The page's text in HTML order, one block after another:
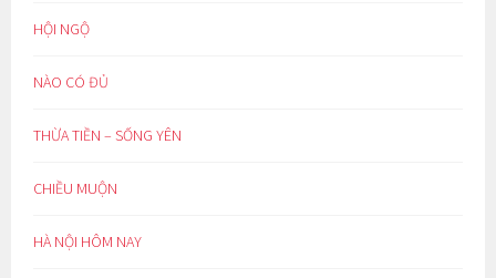
HỘI NGỘ
NÀO CÓ ĐỦ
THỪA TIỀN – SỐNG YÊN
CHIỀU MUỘN
HÀ NỘI HÔM NAY